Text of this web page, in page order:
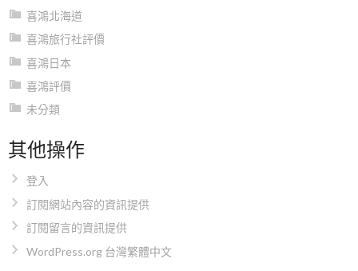
喜鴻北海道
喜鴻旅行社評價
喜鴻日本
喜鴻評價
未分類
其他操作
登入
訂閱網站內容的資訊提供
訂閱留言的資訊提供
WordPress.org 台灣繁體中文